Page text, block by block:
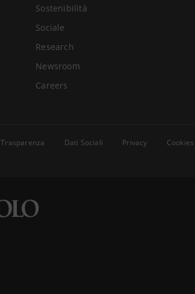
Sostenibilità
Sociale
Research
Newsroom
Careers
Trasparenza Dati Sociali Privacy Cookies